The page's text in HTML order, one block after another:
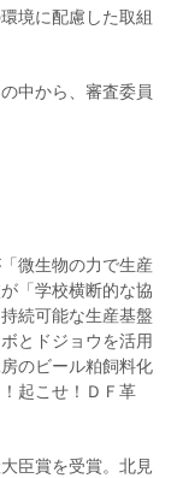
境に配慮した取組
中から、審査委員
微生物の力で生産
「学校横断的な協
続可能な生産基盤
とドジョウを活用
のビール粕飼料化
起こせ！ＤＦ革
臣賞を受賞。北見